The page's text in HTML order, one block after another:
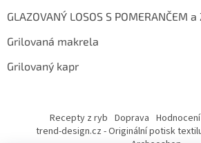
GLAZOVANÝ LOSOS S POMERANČEM
Grilovaná makrela
Grilovaný kapr
Recepty z ryb Doprava
trend-design.cz - Originální potisk